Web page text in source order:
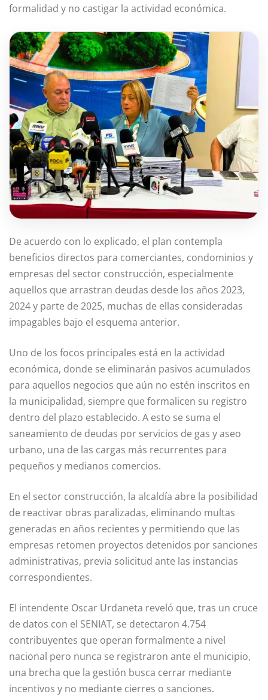
formalidad y no castigar la actividad económica.
De acuerdo con lo explicado, el plan contempla
beneficios directos para comerciantes, condominios y
empresas del sector construcción, especialmente
aquellos que arrastran deudas desde los años 2023,
2024 y parte de 2025, muchas de ellas consideradas
impagables bajo el esquema anterior.
Uno de los focos principales está en la actividad
económica, donde se eliminarán pasivos acumulados
para aquellos negocios que aún no estén inscritos en
la municipalidad, siempre que formalicen su registro
dentro del plazo establecido. A esto se suma el
saneamiento de deudas por servicios de gas y aseo
urbano, una de las cargas más recurrentes para
pequeños y medianos comercios.
En el sector construcción, la alcaldía abre la posibilidad
de reactivar obras paralizadas, eliminando multas
generadas en años recientes y permitiendo que las
empresas retomen proyectos detenidos por sanciones
administrativas, previa solicitud ante las instancias
correspondientes.
El intendente Oscar Urdaneta reveló que, tras un cruce
de datos con el SENIAT, se detectaron 4.754
contribuyentes que operan formalmente a nivel
nacional pero nunca se registraron ante el municipio,
una brecha que la gestión busca cerrar mediante
incentivos y no mediante cierres o sanciones.